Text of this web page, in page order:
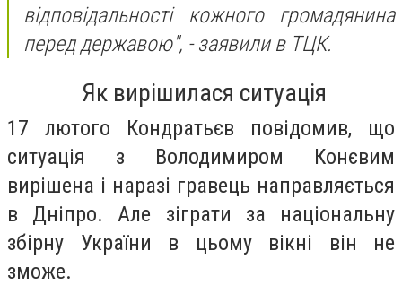
відповідальності кожного громадянина
перед державою", - заявили в ТЦК.
Як вирішилася ситуація
17 лютого Кондратьєв повідомив, що
ситуація з Володимиром Конєвим
вирішена і наразі гравець направляється
в Дніпро. Але зіграти за національну
збірну України в цьому вікні він не
зможе.